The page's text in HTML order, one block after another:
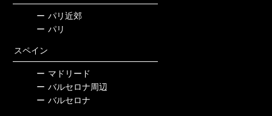
ー パリ近郊
ー パリ
スペイン
ー マドリード
ー バルセロナ周辺
ー バルセロナ